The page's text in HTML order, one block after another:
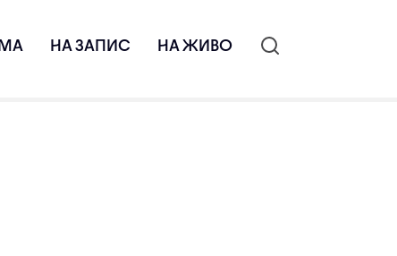
НА ЗАПИС НА ЖИВО